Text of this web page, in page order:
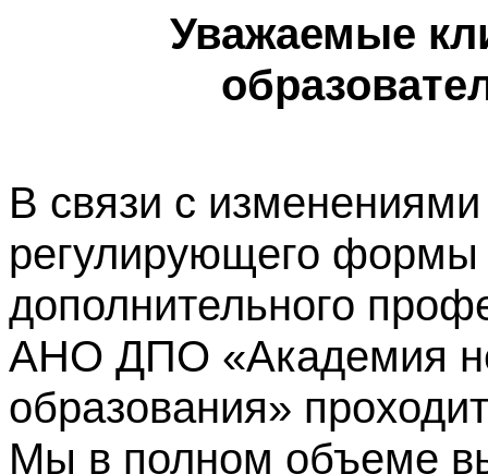
Уважаемые
В связи с изменениями
регулирующего формы
дополнительного
АНО ДПО «Академия
образования»
Мы в полном объеме